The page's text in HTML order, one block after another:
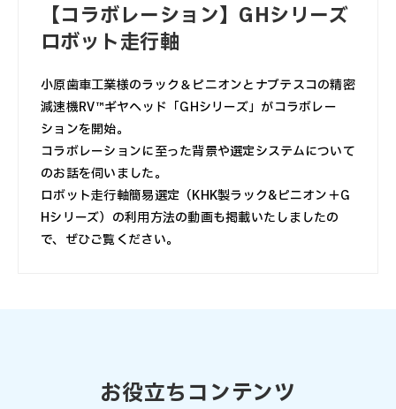
【コラボレーション】GHシリーズ
ロボット走行軸
小原歯車工業様のラック＆ピニオンとナブテスコの精密
減速機RV™ギヤヘッド「GHシリーズ」がコラボレー
ションを開始。
コラボレーションに至った背景や選定システムについて
のお話を伺いました。
ロボット走行軸簡易選定（KHK製ラック&ピニオン＋G
Hシリーズ）の利用方法の動画も掲載いたしましたの
で、ぜひご覧ください。
お役立ちコンテンツ